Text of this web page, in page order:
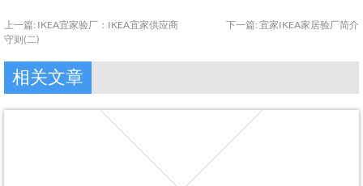
上一篇: IKEA宜家验厂：IKEA宜家供应商
守则(二)
下一篇: 宜家IKEA家居验厂简介
相关文章